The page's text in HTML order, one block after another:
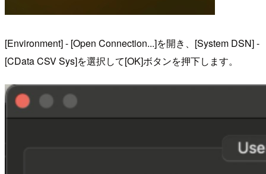
[Environment] - [Open Connection...]を開き、[System DSN] -
[CData CSV Sys]を選択して[OK]ボタンを押下します。